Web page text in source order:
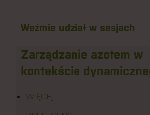
Weźmie udział w sesjach
Zarządzanie azotem w
kontekście
WIĘCEJ